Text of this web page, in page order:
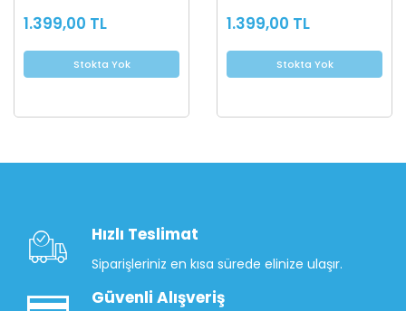
1.399,00 TL
Stokta Yok
1.399,00 TL
Stokta Yok
Hızlı Teslimat
Siparişleriniz en kısa sürede elinize ulaşır.
Güvenli Alışveriş